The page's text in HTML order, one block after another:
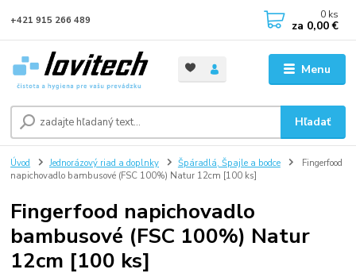
Menu
Hľadať
+421 915 266 489 0 ks
za 0,00 €
Úvod Jednorázový riad a doplnky Špáradlá, Špajle a bodce
Fingerfood
napichovadlo bambusové (FSC 100%) Natur 12cm [100 ks]
Fingerfood napichovadlo
bambusové (FSC 100%) Natur
12cm [100 ks]